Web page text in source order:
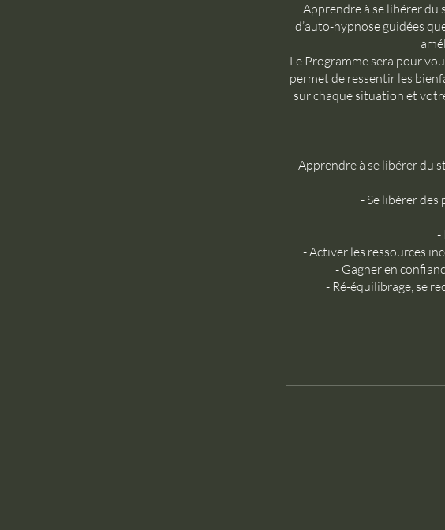
Apprendre à se libérer du
d’auto-hypnose guidées
Le Programme sera pour
permet de ressentir les
sur chaque situation et
- Apprendre à se libérer du
- Se libérer
-
- Activer les ressources
- Gagner en
- Ré-équilibrage, se